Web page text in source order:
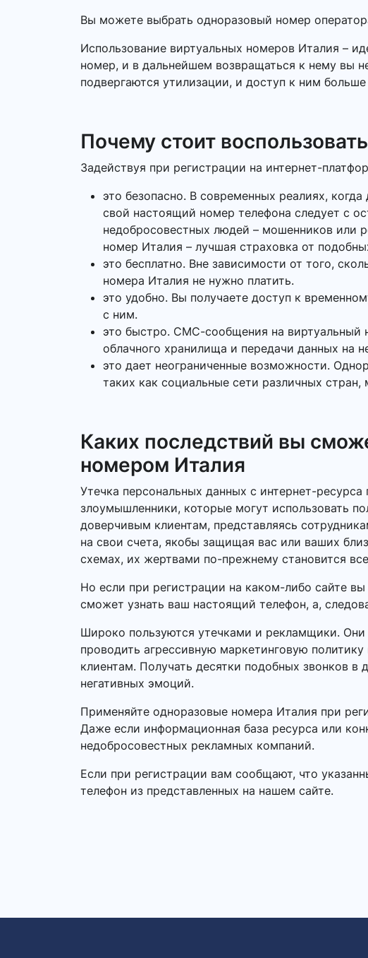
Вы можете выбрать одноразовый номер
Использование виртуальных номеров Италия –
номер, и в дальнейшем возвращаться к нему вы
подвергаются утилизации, и доступ к ним
Почему стоит
Задействуя при регистрации на интернет-
это безопасно. В современных реалиях,
свой настоящий номер телефона следует с
недобросовестных людей – мошенников или
номер Италия – лучшая страховка от
это бесплатно. Вне зависимости от того,
номера Италия не нужно платить.
это удобно. Вы получаете доступ к
с ним.
это быстро. СМС-сообщения на виртуальный
облачного хранилища и передачи данных на
это дает неограниченные возможности.
таких как социальные сети различных
Каких последствий вы
номером Италия
Утечка персональных данных с интернет-
злоумышленники, которые могут использовать
доверчивым клиентам, представляясь
на свои счета, якобы защищая вас или ваших
схемах, их жертвами по-прежнему становится
Но если при регистрации на каком-либо сайте
сможет узнать ваш настоящий телефон, а,
Широко пользуются утечками и рекламщики. Они
проводить агрессивную маркетинговую
клиентам. Получать десятки подобных звонков
негативных эмоций.
Применяйте одноразовые номера Италия при
Даже если информационная база ресурса или
недобросовестных рекламных компаний.
Если при регистрации вам сообщают, что
телефон из представленных на нашем сайте.